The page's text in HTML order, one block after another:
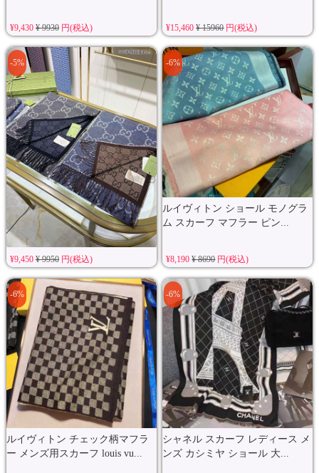
¥9,430 ¥ 9930円(税込) ¥15,460¥ 15960円(税込)
マフラー gucci 男女兼用 ショール
欧米風 ロゴ付き 送料無料...
-5%
¥9,450 ¥ 9950円(税込)
ルイヴィトン ショール モノグラ
ム スカーフ マフラー ピン...
-6%
¥8,190¥ 8690円(税込)
ルイヴィトン チェック柄マフラ
ー メンズ用スカーフ louis vu...
-6%
シャネル スカーフ レディース メ
ンズ カシミヤ ショール 大...
-6%